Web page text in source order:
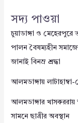
সদ্য পাওয়া
চুয়াডাঙ্গা ও মেহেরপুরে
পালন বৈষম্যহীন
জানাই বিনম্র শ্রদ্ধা
আলমডাঙ্গায়
আলমডাঙ্গার খাসকররায়
সামনে ছাত্রীর অবস্থান